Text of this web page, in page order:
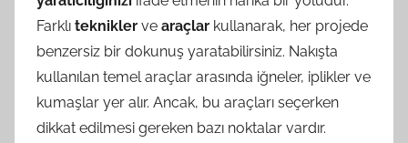
Farklı teknikler ve araçlar kullanarak, her projede
benzersiz bir dokunuş yaratabilirsiniz. Nakışta
kullanılan temel araçlar arasında iğneler, iplikler ve
kumaşlar yer alır. Ancak, bu araçları seçerken
dikkat edilmesi gereken bazı noktalar vardır.